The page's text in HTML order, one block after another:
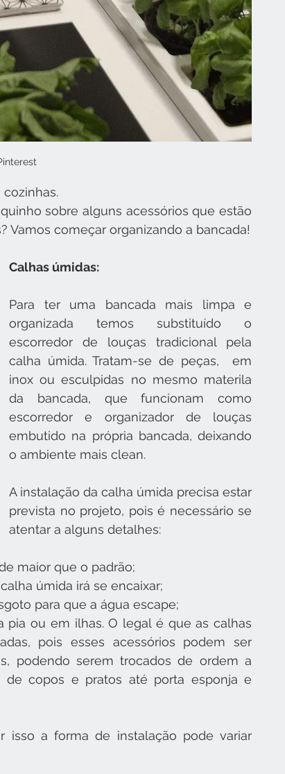
sobre alguns acessórios que estão
Vamos começar organizando a bancada!
Calhas úmidas:
Para ter uma bancada mais limpa e
organizada temos substituído o
escorredor de louças tradicional pela
calha úmida. Tratam-se de peças,  em
inox ou esculpidas no mesmo materila
da bancada, que funcionam como
escorredor e organizador de louças
embutido na própria bancada, deixando
o ambiente mais clean.
A instalação da calha úmida precisa estar
prevista no projeto, pois é necessário se
atentar a alguns detalhes:
maior que o padrão;
úmida irá se encaixar;
para que a água escape;
pia ou em ilhas. O legal é que as calhas
pois esses acessórios podem ser
podendo serem trocados de ordem a
de copos e pratos até porta esponja e
isso a forma de instalação pode variar